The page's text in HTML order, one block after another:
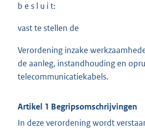
b e s l u i t:
vast te stellen de
Verordening inzake
de aanleg, instandhouding en
telecommunicatiekabels.
Artikel 1 Begripsomschrijvingen
In deze verordening wordt